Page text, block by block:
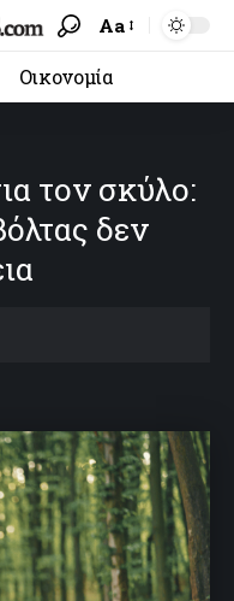
Aa
Οικονομία
τον σκύλο:
δεν